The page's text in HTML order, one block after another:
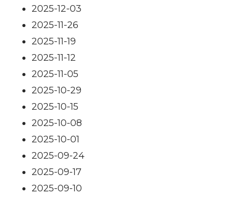
2025-12-03
2025-11-26
2025-11-19
2025-11-12
2025-11-05
2025-10-29
2025-10-15
2025-10-08
2025-10-01
2025-09-24
2025-09-17
2025-09-10